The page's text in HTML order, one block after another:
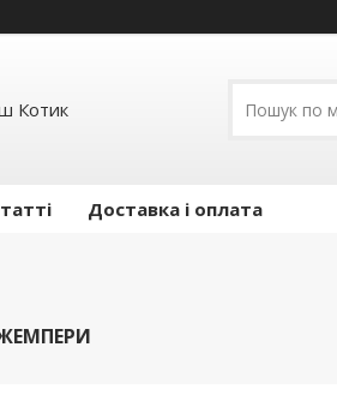
Котик
Доставка і оплата